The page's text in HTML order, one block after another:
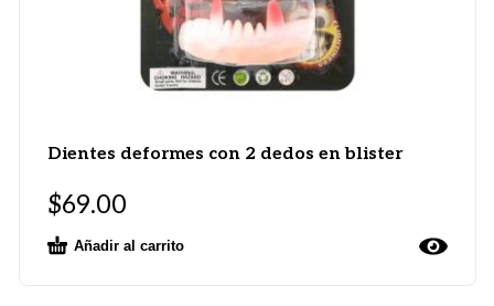
Dientes deformes con 2 dedos en blister
$69.00
Añadir al carrito